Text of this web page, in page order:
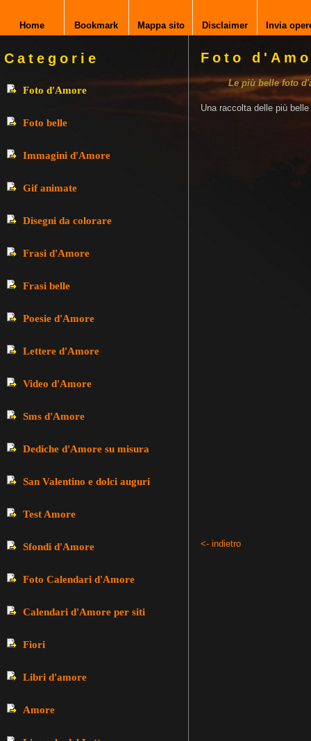
Home Bookmark Mappa sito Disclaimer Invia
Categorie
Foto d'Amore
Foto belle
Immagini d'Amore
Gif animate
Disegni da colorare
Frasi d'Amore
Frasi belle
Poesie d'Amore
Lettere d'Amore
Video d'Amore
Sms d'Amore
Dediche d'Amore su misura
San Valentino e dolci auguri
Test Amore
Sfondi d'Amore
Foto Calendari d'Amore
Calendari d'Amore per siti
Fiori
Libri d'amore
Amore
Foto
Le più belle foto
Una raccolta delle più
<- indietro